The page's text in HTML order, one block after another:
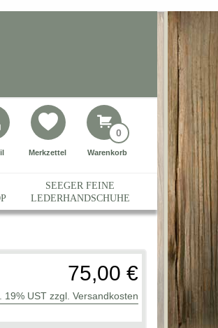
Merkzettel Warenkorb
0
SEEGER FEINE
LEDERHANDSCHUHE
75,00 €
19% UST zzgl. Versandkosten